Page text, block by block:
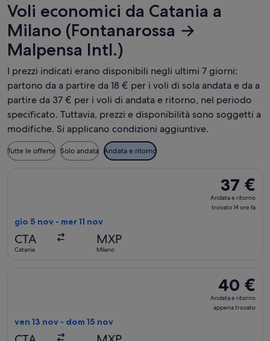
Voli economici da Catania a
Milano (Fontanarossa →
Malpensa Intl.)
I prezzi indicati erano disponibili negli ultimi 7 giorni:
partono da a partire da 18 € per i voli di sola andata e da a
partire da 37 € per i voli di andata e ritorno, nel periodo
specificato. Tuttavia, prezzi e disponibilità sono soggetti a
modifiche. Si applicano condizioni aggiuntive.
Tutte le offerte Solo andata Andata e ritorno
37 €
Andata
e
37 €
Andata e ritorno
trovato 14 ore fa
gio 5 nov - mer 11 nov
CTA
Catania
MXP
Milano
40 €
Andata
e
40 €
Andata e ritorno
appena trovato
ven 13 nov - dom 15 nov